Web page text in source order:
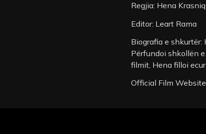
Regjia: Hena
Editor: Leart Rama
Biografia e
Përfundoi shkollën
filmit, Hena filloi
Official Film